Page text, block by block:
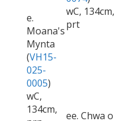
e.
Moana's
Mynta
(VH15-
025-
0005)
wC,
134cm,
wC, 134cm,
prt
ee. Chwa o